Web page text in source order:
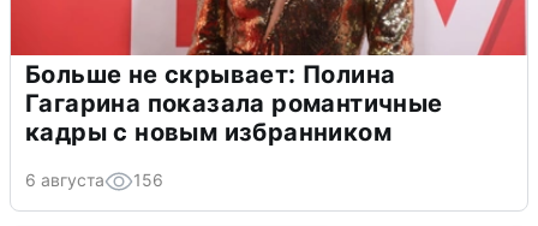
Больше не скрывает: Полина
Гагарина показала романтичные
кадры с новым избранником
6 августа 156